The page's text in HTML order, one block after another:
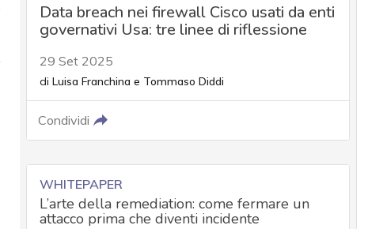
Data breach nei firewall Cisco usati da enti
governativi Usa: tre linee di riflessione
29 Set 2025
di Luisa Franchina e Tommaso Diddi
Condividi
WHITEPAPER
L’arte della remediation: come fermare un
attacco prima che diventi incidente